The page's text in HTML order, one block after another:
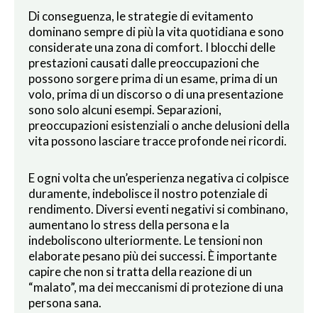
Di conseguenza, le strategie di evitamento
dominano sempre di più la vita quotidiana e sono
considerate una zona di comfort. I blocchi delle
prestazioni causati dalle preoccupazioni che
possono sorgere prima di un esame, prima di un
volo, prima di un discorso o di una presentazione
sono solo alcuni esempi. Separazioni,
preoccupazioni esistenziali o anche delusioni della
vita possono lasciare tracce profonde nei ricordi.
E ogni volta che un’esperienza negativa ci colpisce
duramente, indebolisce il nostro potenziale di
rendimento. Diversi eventi negativi si combinano,
aumentano lo stress della persona e la
indeboliscono ulteriormente. Le tensioni non
elaborate pesano più dei successi. È importante
capire che non si tratta della reazione di un
“malato”, ma dei meccanismi di protezione di una
persona sana.